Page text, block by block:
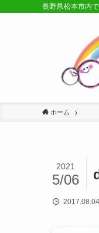
長野県松本市内
ホーム
2021
5/06
2017.08.04